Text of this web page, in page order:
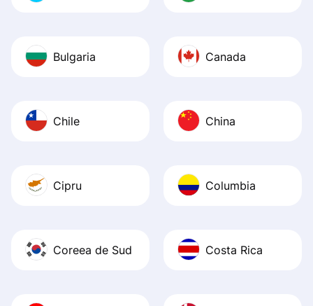
Bulgaria Canada
Chile China
Cipru Columbia
Coreea de Sud Costa Rica